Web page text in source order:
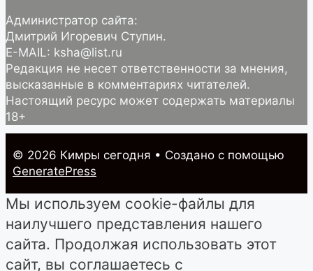
Администратор сайта:
Дмитрий Игоревич Ступин.
E-MAIL: ksha@list.ru
Редакция не несет ответственности за мнения,
высказанные в комментариях читателей.
Настоящий ресурс может содержать материалы
18+
© 2026 Кимры cегодня • Создано с помощью
GeneratePress
Мы используем cookie-файлы для
наилучшего представления нашего
сайта. Продолжая использовать этот
сайт, вы соглашаетесь с